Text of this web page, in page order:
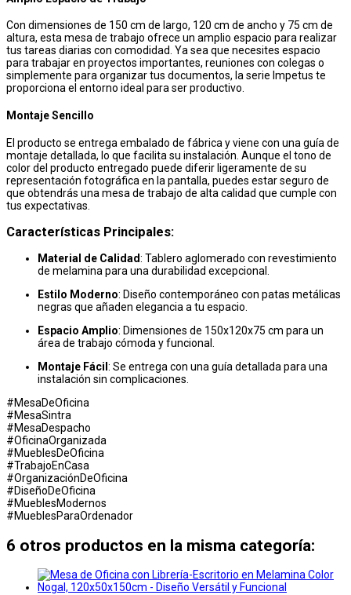
Con dimensiones de 150 cm de largo, 120 cm de ancho y 75 cm de
altura, esta mesa de trabajo ofrece un amplio espacio para realizar
tus tareas diarias con comodidad. Ya sea que necesites espacio
para trabajar en proyectos importantes, reuniones con colegas o
simplemente para organizar tus documentos, la serie Impetus te
proporciona el entorno ideal para ser productivo.
Montaje Sencillo
El producto se entrega embalado de fábrica y viene con una guía de
montaje detallada, lo que facilita su instalación. Aunque el tono de
color del producto entregado puede diferir ligeramente de su
representación fotográfica en la pantalla, puedes estar seguro de
que obtendrás una mesa de trabajo de alta calidad que cumple con
tus expectativas.
Características Principales:
Material de Calidad: Tablero aglomerado con revestimiento
de melamina para una durabilidad excepcional.
Estilo Moderno: Diseño contemporáneo con patas metálicas
negras que añaden elegancia a tu espacio.
Espacio Amplio: Dimensiones de 150x120x75 cm para un
área de trabajo cómoda y funcional.
Montaje Fácil : Se entrega con una guía detallada para una
instalación sin complicaciones.
#MesaDeOficina
#MesaSintra
#MesaDespacho
#OficinaOrganizada
#MueblesDeOficina
#TrabajoEnCasa
#OrganizaciónDeOficina
#DiseñoDeOficina
#MueblesModernos
#MueblesParaOrdenador
6 otros productos en la misma categoría: